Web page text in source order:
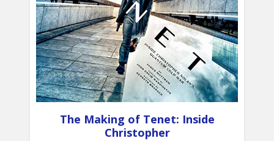
The Making of Tenet: Inside
Christopher